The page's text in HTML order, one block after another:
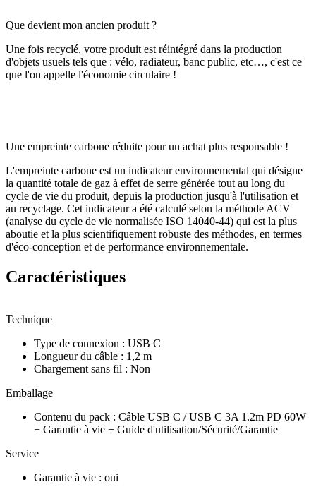
Que devient mon ancien produit ?
Une fois recyclé, votre produit est réintégré dans la production
d'objets usuels tels que : vélo, radiateur, banc public, etc…, c'est ce
que l'on appelle l'économie circulaire !
Une empreinte carbone réduite pour un achat plus responsable !
L'empreinte carbone est un indicateur environnemental qui désigne
la quantité totale de gaz à effet de serre générée tout au long du
cycle de vie du produit, depuis la production jusqu'à l'utilisation et
au recyclage. Cet indicateur a été calculé selon la méthode ACV
(analyse du cycle de vie normalisée ISO 14040-44) qui est la plus
aboutie et la plus scientifiquement robuste des méthodes, en termes
d'éco-conception et de performance environnementale.
Caractéristiques
Technique
Type de connexion : USB C
Longueur du câble : 1,2 m
Chargement sans fil : Non
Emballage
Contenu du pack : Câble USB C / USB C 3A 1.2m PD 60W
+ Garantie à vie + Guide d'utilisation/Sécurité/Garantie
Service
Garantie à vie : oui